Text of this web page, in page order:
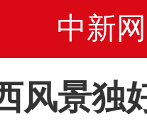
中新网
风景独